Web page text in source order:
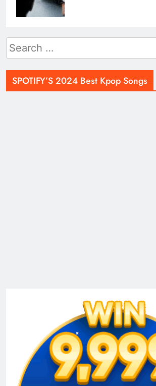
Search
for:
SPOTIFY’S 2024 Best Kpop Songs